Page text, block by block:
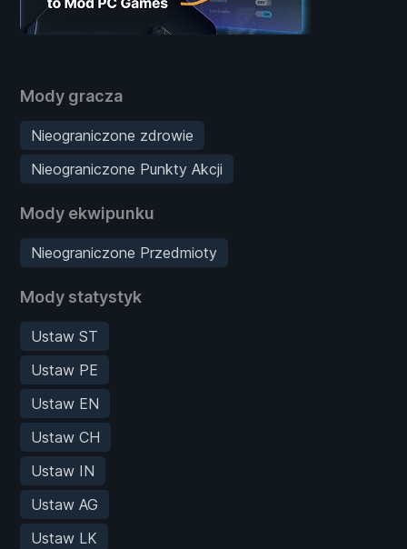
Mody gracza
Nieograniczone zdrowie
Nieograniczone Punkty Akcji
Mody ekwipunku
Nieograniczone Przedmioty
Mody statystyk
Ustaw ST
Ustaw PE
Ustaw EN
Ustaw CH
Ustaw IN
Ustaw AG
Ustaw LK